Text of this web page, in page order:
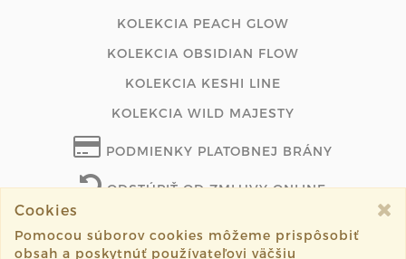
KOLEKCIA PEACH GLOW
KOLEKCIA OBSIDIAN FLOW
KOLEKCIA KESHI LINE
KOLEKCIA WILD MAJESTY
PODMIENKY PLATOBNEJ BRÁNY
ODSTÚPIŤ OD ZMLUVY ONLINE
Cookies
Pomocou súborov cookies môžeme prispôsobiť
obsah a poskytnúť používateľovi väčšiu